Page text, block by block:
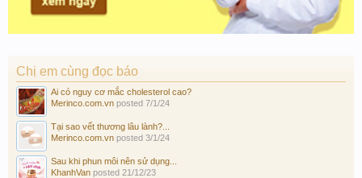
Chị em cùng đọc báo
Ai có nguy cơ mắc cholesterol cao?
Merinco.com.vn posted 7/1/24
Tại sao vết thương lâu lành?...
Merinco.com.vn posted 3/1/24
Sau khi phun môi nên sử dụng...
KhanhVan posted 21/12/23